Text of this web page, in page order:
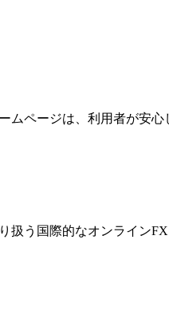
ムページは、利用者が安
扱う国際的なオンライン